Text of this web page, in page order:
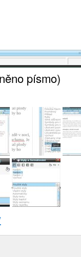
písmo)